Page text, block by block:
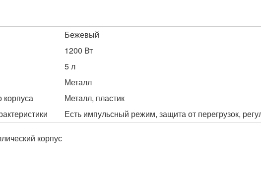
Бежевый
1200 Вт
5 л
Металл
корпуса
Металл, пластик
Есть импульсный режим, защита от перегрузок,
корпус